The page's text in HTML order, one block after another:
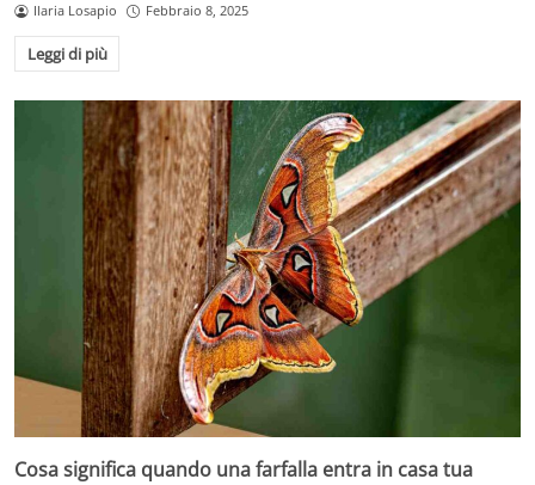
Ilaria Losapio Febbraio 8, 2025
Leggi di più
Cosa significa quando una farfalla entra in casa tua